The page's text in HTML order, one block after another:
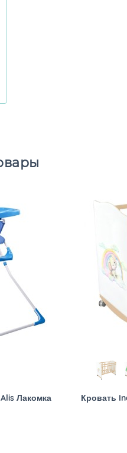
Лакомка Кровать